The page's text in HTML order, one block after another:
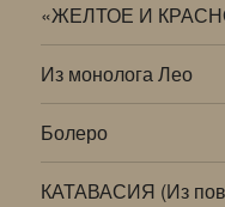
«ЖЕЛТОЕ И
Из монолога Лео
Болеро
КАТАВАСИЯ (Из